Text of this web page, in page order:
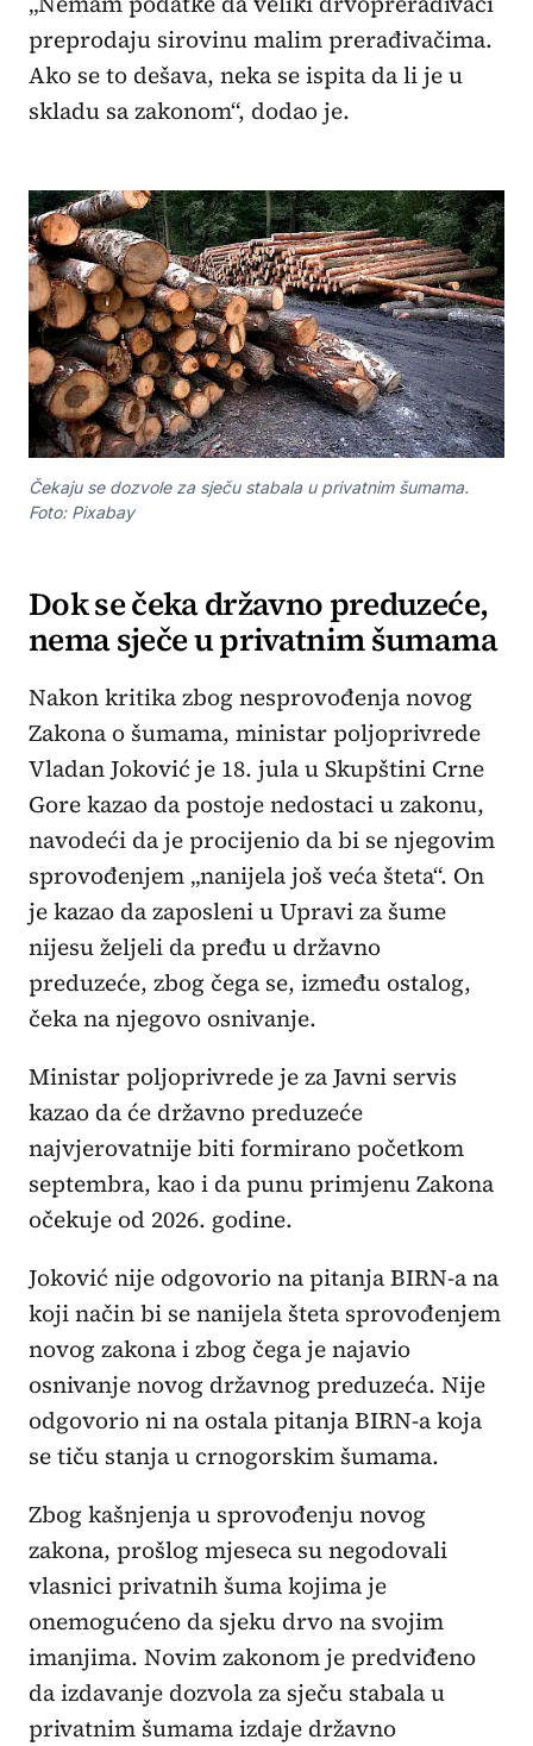
preprodaju sirovinu malim prerađivačima.
Ako se to dešava, neka se ispita da li je u
skladu sa zakonom“, dodao je.
Čekaju se dozvole za sječu stabala u privatnim šumama.
Foto: Pixabay
Dok se čeka državno preduzeće,
nema sječe u privatnim šumama
Nakon kritika zbog nesprovođenja novog
Zakona o šumama, ministar poljoprivrede
Vladan Joković je 18. jula u Skupštini Crne
Gore kazao da postoje nedostaci u zakonu,
navodeći da je procijenio da bi se njegovim
sprovođenjem „nanijela još veća šteta“. On
je kazao da zaposleni u Upravi za šume
nijesu željeli da pređu u državno
preduzeće, zbog čega se, između ostalog,
čeka na njegovo osnivanje.
Ministar poljoprivrede je za Javni servis
kazao da će državno preduzeće
najvjerovatnije biti formirano početkom
septembra, kao i da punu primjenu Zakona
očekuje od 2026. godine.
Joković nije odgovorio na pitanja BIRN-a na
koji način bi se nanijela šteta sprovođenjem
novog zakona i zbog čega je najavio
osnivanje novog državnog preduzeća. Nije
odgovorio ni na ostala pitanja BIRN-a koja
se tiču stanja u crnogorskim šumama.
Zbog kašnjenja u sprovođenju novog
zakona, prošlog mjeseca su negodovali
vlasnici privatnih šuma kojima je
onemogućeno da sjeku drvo na svojim
imanjima. Novim zakonom je predviđeno
da izdavanje dozvola za sječu stabala u
privatnim šumama izdaje državno